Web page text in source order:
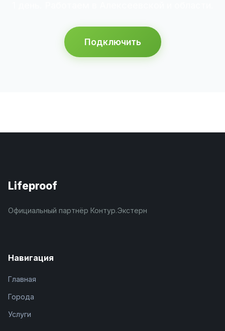
Подключить
Lifeproof
Официальный партнёр Контур.Экстерн
Навигация
Главная
Города
Услуги